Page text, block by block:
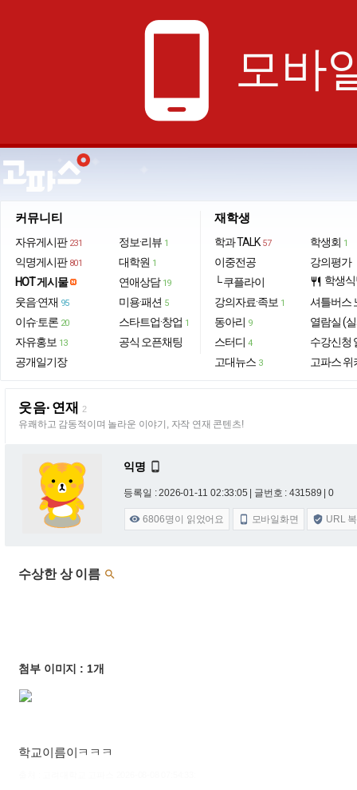
phone_android 모바
커뮤니티
자유게시판 231
익명게시판 801
HOT 게시물
웃음·연재 95
이슈·토론 20
자유홍보 13
공개일기장
정보·리뷰 1
대학원 1
연애상담 19
미용·패션 5
스타트업·창업 1
공식 오픈채팅
재학생
학과 TALK 57
이중전공
└ 쿠플라이
강의자료·족보 1
동아리 9
스터디 4
고대뉴스 3
학생회 1
강의평가
restaurant 학생
셔틀버스
열람실 (
수강신청
고파스 위
웃음·연재 2
유쾌하고 감동적이며 놀라운 이야기, 자작 연재 콘텐츠!
익명 
등록일 : 2026-01-11 02:33:05 | 글번호 : 431589 | 0
 6806명이 읽었어요  모바일화면  URL
수상한 상 이름 
첨부 이미지 : 1개
학교이름이ㅋㅋㅋ